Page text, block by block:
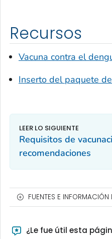
Recursos
Vacuna contra el
Inserto del paquete
Requisitos de
recomendaciones
FUENTES E
¿Le fue útil esta